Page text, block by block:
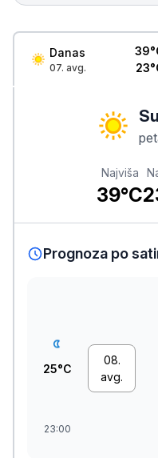
Danas
07. avg.
Najviša
39°C
Prognoza po
25°C
23:00
08.
avg.